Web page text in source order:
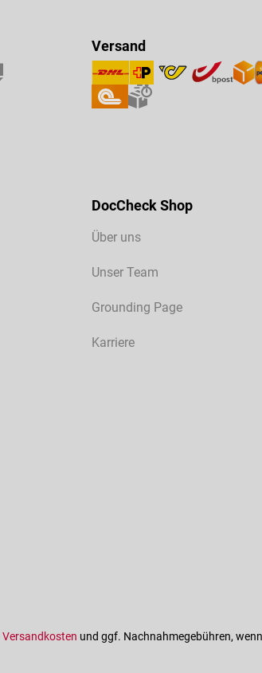
Versand
DocCheck Shop
Über uns
Unser Team
Grounding Page
Karriere
Versandkosten und ggf. Nachnahmegebühren,